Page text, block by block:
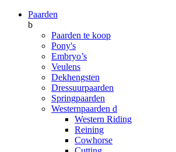
Paarden
b
Paarden te koop
Pony's
Embryo’s
Veulens
Dekhengsten
Dressuurpaarden
Springpaarden
Westernpaarden d
Western Riding
Reining
Cowhorse